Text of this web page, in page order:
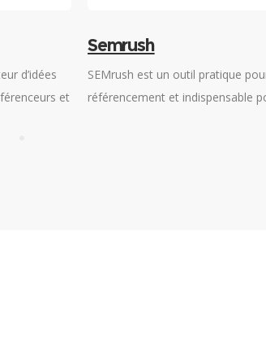
d’idées
et
d’un
Semrush
SEMrush est un outil pratique
référencement et indispensable